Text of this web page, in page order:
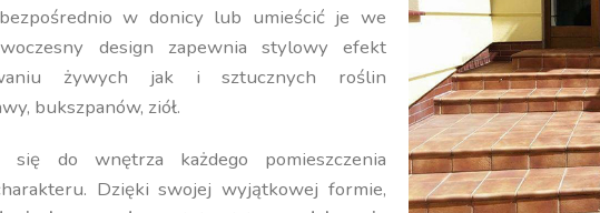
w donicy lub umieścić je we
design zapewnia stylowy efekt
żywych jak i sztucznych roślin
bukszpanów, ziół.
się do wnętrza każdego pomieszczenia
Dzięki swojej wyjątkowej formie,